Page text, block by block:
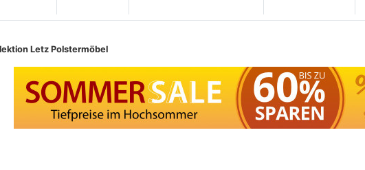
Letz Polstermöbel